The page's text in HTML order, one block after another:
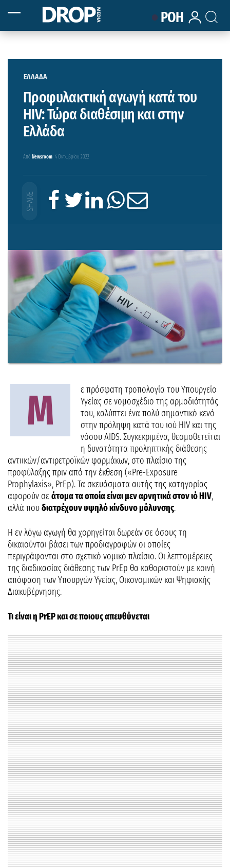
ΡΟΗ
ΕΛΛΑΔΑ
Προφυλακτική αγωγή κατά του
HIV: Τώρα διαθέσιμη και στην
Ελλάδα
Από Newsroom 4 Οκτωβρίου 2022
Μ
ε πρόσφατη τροπολογία του Υπουργείο
Υγείας σε νομοσχέδιο της αρμοδιότητάς
του, καλύπτει ένα πολύ σημαντικό κενό
στην πρόληψη κατά του ιού HIV και της
νόσου AIDS. Συγκεκριμένα, θεσμοθετείται
η δυνατότητα προληπτικής διάθεσης
αντιικών/αντιρετροϊκών φαρμάκων, στο πλαίσιο της
προφύλαξης πριν από την έκθεση («Pre-Exposure
Prophylaxis», PrEp). Τα σκευάσματα αυτής της κατηγορίας
αφορούν σεάτομα τα οποία είναι μεν αρνητικά στον ιό HIV,
αλλά πουδιατρέχουν υψηλό κίνδυνο μόλυνσης.
Η εν λόγω αγωγή θα χορηγείται δωρεάν σε όσους τη
δικαιούνται βάσει των προδιαγραφών οι οποίες
περιγράφονται στο σχετικό νομικό πλαίσιο. Οι λεπτομέρειες
της διαδικασίας διάθεσης των PrEp θα καθοριστούν με κοινή
απόφαση των Υπουργών Υγείας, Οικονομικών και Ψηφιακής
Διακυβέρνησης.
Τι είναι η PrEP και σε ποιους απευθύνεται